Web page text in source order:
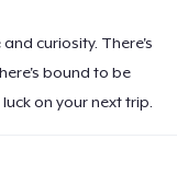
curiosity. There's
bound to be
on your next trip.